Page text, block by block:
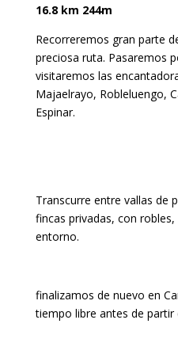
16.8 km 244m
Recorreremos gran parte
preciosa ruta. Pasaremos
visitaremos las
Majaelrayo, Robleluengo,
Espinar.
Transcurre entre vallas de
fincas privadas, con
entorno.
finalizamos de nuevo en
tiempo libre antes de partir